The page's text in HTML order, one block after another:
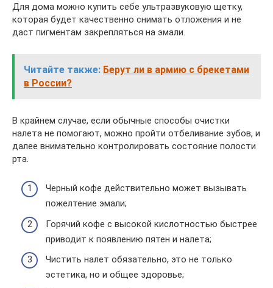
Для дома можно купить себе ультразвуковую щетку,
которая будет качественно снимать отложения и не
даст пигментам закрепляться на эмали.
Читайте также: Берут ли в армию с брекетами
в России?
В крайнем случае, если обычные способы очистки
налета не помогают, можно пройти отбеливание зубов, и
далее внимательно контролировать состояние полости
рта.
Черный кофе действительно может вызывать
пожелтение эмали;
Горячий кофе с высокой кислотностью быстрее
приводит к появлению пятен и налета;
Чистить налет обязательно, это не только
эстетика, но и общее здоровье;